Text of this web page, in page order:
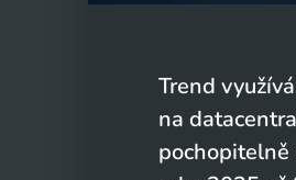
Trend
na
pochopitelně